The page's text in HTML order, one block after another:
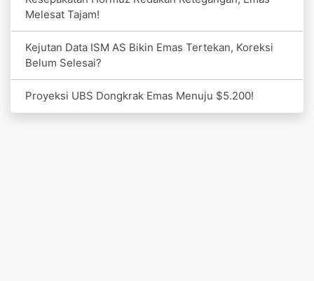
Melesat Tajam!
Kejutan Data ISM AS Bikin Emas Tertekan, Koreksi
Belum Selesai?
Proyeksi UBS Dongkrak Emas Menuju $5.200!